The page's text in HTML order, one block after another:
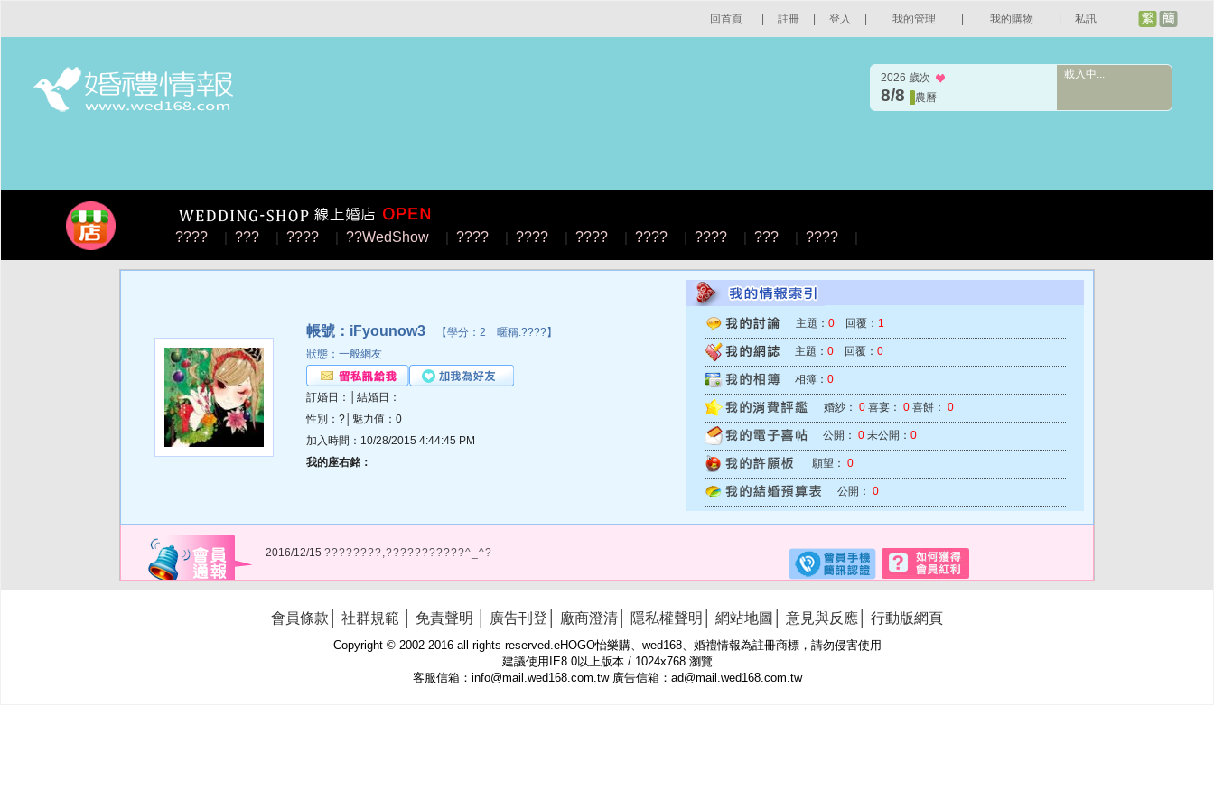
回首頁 註冊 登入 我的管理 我的購物 私訊
2026 歲次
8/8 農曆
載入中...
???? | ??? | ???? | ??WedShow | ???? | ???? | ???? | ???? | ???? | ??? | ???? |
帳號：iFyounow3 【學分：2 暱稱:????】
狀態：一般網友
訂婚日：│結婚日：
性別：?│魅力值：0
加入時間：10/28/2015 4:44:45 PM
我的座右銘：
主題： 0 回覆： 1
主題： 0 回覆： 0
相簿： 0
婚紗： 0 喜宴： 0 喜餅： 0
公開： 0 未公開： 0
願望： 0
公開： 0
2016/12/15 ????????,???????????^_^?
會員條款 社群規範 免責聲明 廣告刊登 廠商澄清 隱私權聲明 網站地圖 意見與反應 行動版網頁
Copyright © 2002-2016 all rights reserved.eHOGO怡樂購、wed168、婚禮情報為註冊商標，請勿侵害使用
建議使用IE8.0以上版本 / 1024x768 瀏覽
客服信箱：info@mail.wed168.com.tw 廣告信箱：ad@mail.wed168.com.tw